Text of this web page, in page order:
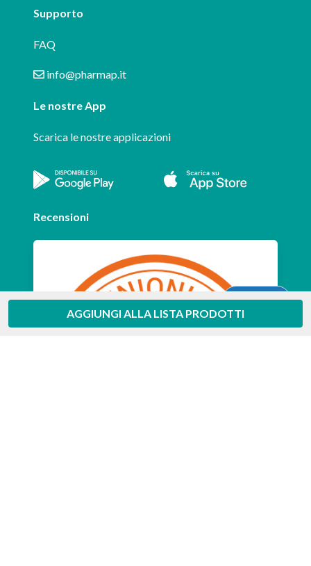
AGGIUNGI ALLA LISTA PRODOTTI
Supporto
FAQ
info@pharmap.it
Le nostre App
Scarica le nostre applicazioni
Recensioni
Aiuto